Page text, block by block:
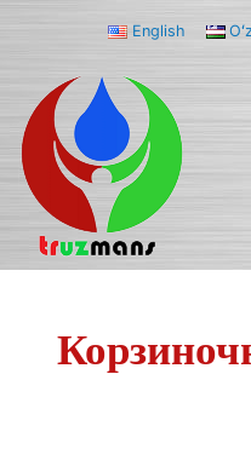
TRUZMANS
English
Сферы деятельности
Фильтрация